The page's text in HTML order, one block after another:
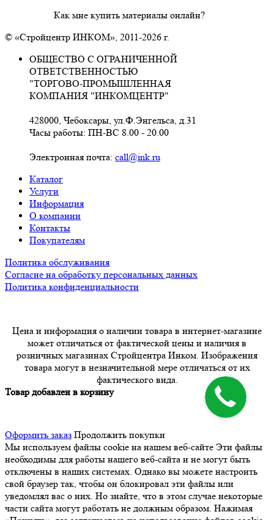
Как мне купить материалы онлайн?
© «Стройцентр ИНКОМ», 2011-2026 г.
ОБЩЕСТВО С ОГРАНИЧЕННОЙ
ОТВЕТСТВЕННОСТЬЮ
"ТОРГОВО-ПРОМЫШЛЕННАЯ
КОМПАНИЯ "ИНКОМЦЕНТР"
428000, Чебоксары, ул.Ф.Энгельса, д.31
Часы работы: ПН-ВС 8.00 - 20.00
Электронная почта: call@ink.ru
Каталог
Услуги
Информация
О компании
Контакты
Покупателям
Политика обслуживания
Согласие на обработку персональных данных
Политика конфиденциальности
Цена и информация о наличии товара в интернет-магазине
может отличаться от фактической цены и наличия в
розничных магазинах Стройцентра Инком. Изображения
товара могут в незначительной мере отличаться от их
фактического вида.
Товар добавлен в корзину
Оформить заказ Продолжить покупки
Мы используем файлы cookie на нашем веб-сайте Эти файлы
необходимы для работы нашего веб-сайта и не могут быть
отключены в наших системах. Однако вы можете настроить
свой браузер так, чтобы он блокировал эти файлы или
уведомлял вас о них. Но знайте, что в этом случае некоторые
части сайта могут работать не должным образом. Нажимая